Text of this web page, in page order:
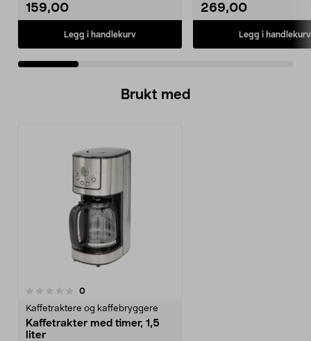
159,00
Legg i handlekurv
269,00
Legg i handlekurv
Brukt med
0anmeldelser
Kaffetraktere og kaffebryggere
Kaffetrakter med timer, 1,5
liter